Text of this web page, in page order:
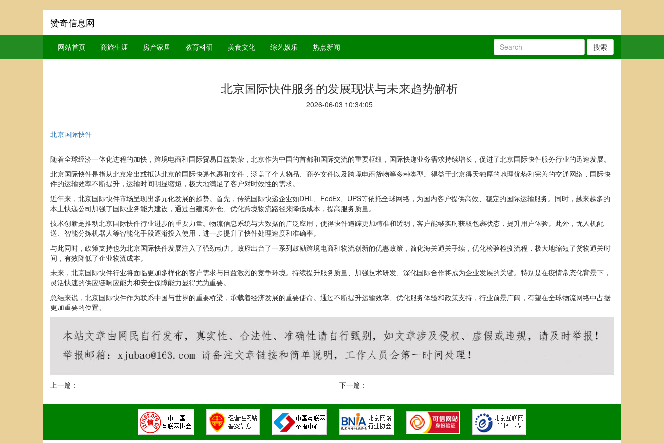
赞奇信息网
网站首页 商旅生涯 房产家居 教育科研 美食文化 综艺娱乐 热点新闻 搜索
北京国际快件服务的发展现状与未来趋势解析
2026-06-03 10:34:05
北京国际快件
随着全球经济一体化进程的加快，跨境电商和国际贸易日益繁荣，北京作为中国的首都和国际交流的重要枢纽，国际快递业务需求持续增长，促进了北京国际快件服务行业的迅速发展。
北京国际快件是指从北京发出或抵达北京的国际快递包裹和文件，涵盖了个人物品、商务文件以及跨境电商货物等多种类型。得益于北京得天独厚的地理优势和完善的交通网络，国际快
件的运输效率不断提升，运输时间明显缩短，极大地满足了客户对时效性的需求。
近年来，北京国际快件市场呈现出多元化发展的趋势。首先，传统国际快递企业如DHL、FedEx、UPS等依托全球网络，为国内客户提供高效、稳定的国际运输服务。同时，越来越多的
本土快递公司加强了国际业务能力建设，通过自建海外仓、优化跨境物流路径来降低成本，提高服务质量。
技术创新是推动北京国际快件行业进步的重要力量。物流信息系统与大数据的广泛应用，使得快件追踪更加精准和透明，客户能够实时获取包裹状态，提升用户体验。此外，无人机配
送、智能分拣机器人等智能化手段逐渐投入使用，进一步提升了快件处理速度和准确率。
与此同时，政策支持也为北京国际快件发展注入了强劲动力。政府出台了一系列鼓励跨境电商和物流创新的优惠政策，简化海关通关手续，优化检验检疫流程，极大地缩短了货物通关时
间，有效降低了企业物流成本。
未来，北京国际快件行业将面临更加多样化的客户需求与日益激烈的竞争环境。持续提升服务质量、加强技术研发、深化国际合作将成为企业发展的关键。特别是在疫情常态化背景下，
灵活快速的供应链响应能力和安全保障能力显得尤为重要。
总结来说，北京国际快件作为联系中国与世界的重要桥梁，承载着经济发展的重要使命。通过不断提升运输效率、优化服务体验和政策支持，行业前景广阔，有望在全球物流网络中占据
更加重要的位置。
上一篇： 下一篇：